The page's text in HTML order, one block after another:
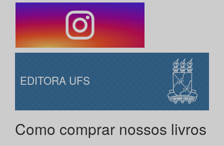
EDITORA UFS
Como comprar nossos livros